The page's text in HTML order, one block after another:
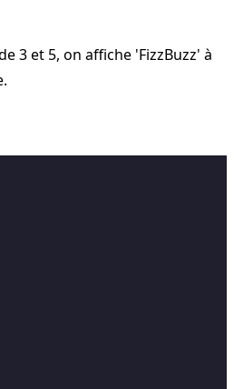
3 et 5, on affiche 'FizzBuzz' à